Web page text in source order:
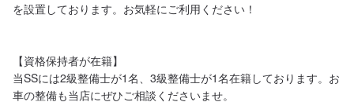
を設置しております。お気軽にご利用ください！
【資格保持者が在籍】
当SSには2級整備士が1名、3級整備士が1名在籍しております。お
車の整備も当店にぜひご相談くださいませ。